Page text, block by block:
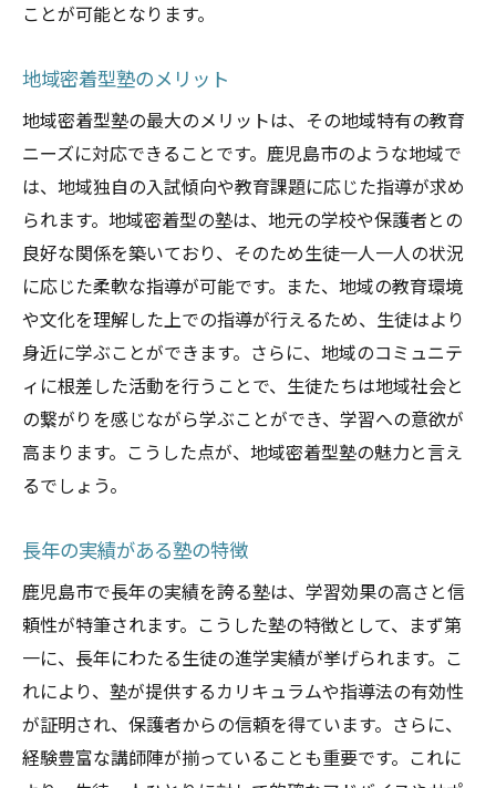
ことが可能となります。
地域密着型塾のメリット
地域密着型塾の最大のメリットは、その地域特有の教育
ニーズに対応できることです。鹿児島市のような地域で
は、地域独自の入試傾向や教育課題に応じた指導が求め
られます。地域密着型の塾は、地元の学校や保護者との
良好な関係を築いており、そのため生徒一人一人の状況
に応じた柔軟な指導が可能です。また、地域の教育環境
や文化を理解した上での指導が行えるため、生徒はより
身近に学ぶことができます。さらに、地域のコミュニテ
ィに根差した活動を行うことで、生徒たちは地域社会と
の繋がりを感じながら学ぶことができ、学習への意欲が
高まります。こうした点が、地域密着型塾の魅力と言え
るでしょう。
長年の実績がある塾の特徴
鹿児島市で長年の実績を誇る塾は、学習効果の高さと信
頼性が特筆されます。こうした塾の特徴として、まず第
一に、長年にわたる生徒の進学実績が挙げられます。こ
れにより、塾が提供するカリキュラムや指導法の有効性
が証明され、保護者からの信頼を得ています。さらに、
経験豊富な講師陣が揃っていることも重要です。これに